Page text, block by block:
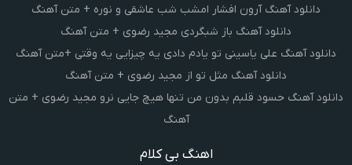
دانلود آهنگ آرون افشار امشب شب عاشقی و نوره + متن آهنگ
دانلود آهنگ باز شبگردی مجید رضوی + متن آهنگ
دانلود آهنگ علی یاسینی تو یادم دادی یه چیزایی یه وقتی +متن آهنگ
دانلود آهنگ مثل تو از مجید رضوی + متن آهنگ
دانلود آهنگ حسود قلبم بدون من تنها هیچ جایی نرو مجید رضوی + متن
آهنگ
اهنگ بی کلام